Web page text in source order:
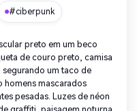
#ciberpunk
preto em um beco
de couro preto, camisa
um taco de
homens mascarados
pesadas. Luzes de néon